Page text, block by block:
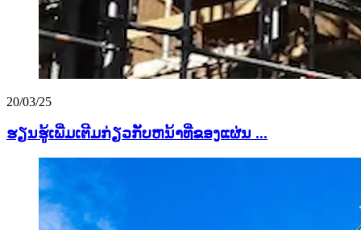
20/03/25
ຮຽນຮູ້ເພີ່ມເຕີມກ່ຽວກັບຫນ້າທີ່ຂອງແຜ່ນ ...